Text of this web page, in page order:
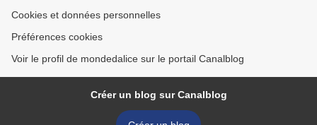
Cookies et données personnelles
Préférences cookies
Voir le profil de mondedalice sur le portail Canalblog
Créer un blog sur Canalblog